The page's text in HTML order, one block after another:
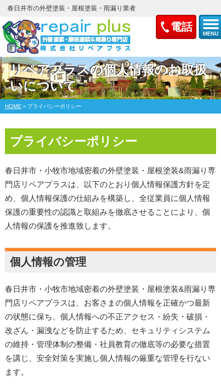
電話
MENU
春日井市の外壁塗装・屋根塗装・雨漏り業者
リペアプラスの個人情報のお取扱
いについて
HOME > プライバシーポリシー
プライバシーポリシー
春日井市・小牧市地域密着の外壁塗装・屋根塗装&雨漏り専
門店リペアプラスは、以下のとおり個人情報保護方針を定
め、個人情報保護の仕組みを構築し、全従業員に個人情報
保護の重要性の認識と取組みを徹底させることにより、個
人情報の保護を推進致します。
個人情報の管理
春日井市・小牧市地域密着の外壁塗装・屋根塗装&雨漏り専
門店リペアプラスは、お客さまの個人情報を正確かつ最新
の状態に保ち、個人情報への不正アクセス・紛失・破損・
改ざん・漏洩などを防止するため、セキュリティシステム
の維持・管理体制の整備・社員教育の徹底等の必要な措置
を講じ、安全対策を実施し個人情報の厳重な管理を行ない
ます。